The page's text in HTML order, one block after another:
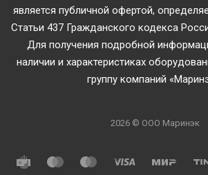
является публичной офертой,
Статьи 437 Гражданского кодекса
Для получения подробной
наличии и характеристиках
группу компаний
2026 © ООО Маринэк